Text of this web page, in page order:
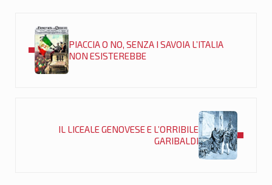
PIACCIA O NO, SENZA I SAVOIA L’ITALIA
NON ESISTEREBBE
IL LICEALE GENOVESE E L’ORRIBILE
GARIBALDI